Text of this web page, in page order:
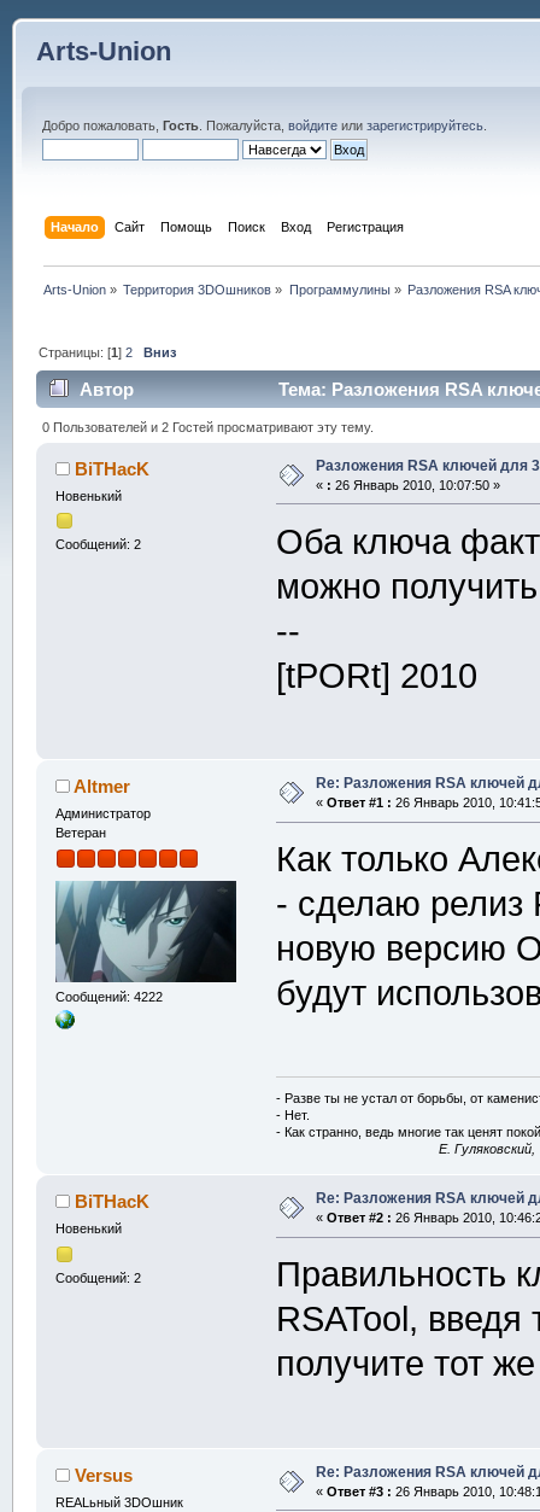
Arts-Union
Добро пожаловать, Гость. Пожалуйста, войдитеили зарегистрируйтесь.
Начало Сайт Помощь Поиск Вход Регистрация
Arts-Union » Территория 3DOшников » Программулины» Разложения RSA
Страницы: [1]2 Вниз
Автор Тема: Разложения RSA
0 Пользователей и 2 Гостей просматривают эту тему.
BiTHacK
Новенький
Сообщений: 2
Разложения RSA ключей для
« : 26 Январь 2010, 10:07:50 »
Оба ключа
можно
--
[tPORt] 2010
Altmer
Администратор
Ветеран
Сообщений: 4222
Re: Разложения RSA ключей
« Ответ #1 : 26 Январь 2010,
Как только
- сделаю релиз
новую версию
будут
- Разве ты не устал от борьбы, от
- Нет.
- Как странно, ведь многие так ценят
E.
BiTHacK
Новенький
Сообщений: 2
Re: Разложения RSA ключей
« Ответ #2 : 26 Январь 2010,
Правильность
RSATool,
получите тот
Versus
REALьный 3DOшник
Re: Разложения RSA ключей
« Ответ #3 : 26 Январь 2010,